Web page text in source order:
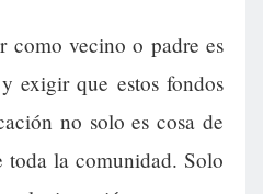
como vecino o padre es
exigir que estos fondos
no solo es cosa de
toda la comunidad. Solo